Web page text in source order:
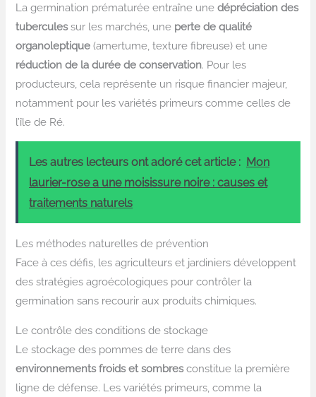
La germination prématurée entraîne unedépréciation des
tuberculessur les marchés, une perte de qualité
organoleptique (amertume, texture fibreuse) et une
réduction de la durée de conservation. Pour les
producteurs, cela représente un risque financier majeur,
notamment pour les variétés primeurs comme celles de
l’île de Ré.
Les autres lecteurs ont adoré cet article : Mon
laurier-rose a une moisissure noire : causes et
traitements naturels
Les méthodes naturelles de prévention
Face à ces défis, les agriculteurs et jardiniers développent
des stratégies agroécologiques pour contrôler la
germination sans recourir aux produits chimiques.
Le contrôle des conditions de stockage
Le stockage des pommes de terre dans des
environnements froids et sombresconstitue la première
ligne de défense. Les variétés primeurs, comme la